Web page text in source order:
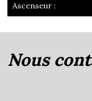
Ascenseur :
+
nous